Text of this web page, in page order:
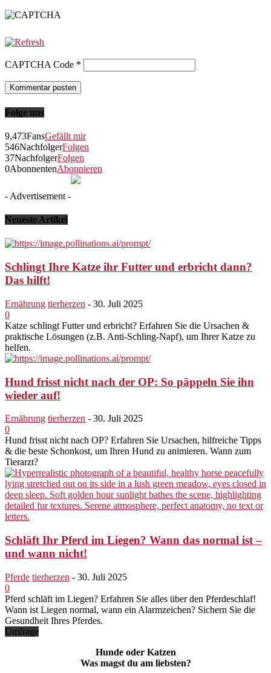
CAPTCHA Code *
Folge uns
9,473FansGefällt mir
546NachfolgerFolgen
37NachfolgerFolgen
0AbonnentenAbonnieren
- Advertisement -
Neueste Artikel
Schlingt Ihre Katze ihr Futter und erbricht dann?
Das hilft!
Ernährung tierherzen - 30. Juli 2025
0
Katze schlingt Futter und erbricht? Erfahren Sie die Ursachen &
praktische Lösungen (z.B. Anti-Schling-Napf), um Ihrer Katze zu
helfen.
Hund frisst nicht nach der OP: So päppeln Sie ihn
wieder auf!
Ernährung tierherzen - 30. Juli 2025
0
Hund frisst nicht nach OP? Erfahren Sie Ursachen, hilfreiche Tipps
& die beste Schonkost, um Ihren Hund zu animieren. Wann zum
Tierarzt?
Schläft Ihr Pferd im Liegen? Wann das normal ist –
und wann nicht!
Pferde tierherzen - 30. Juli 2025
0
Pferd schläft im Liegen? Erfahren Sie alles über den Pferdeschlaf!
Wann ist Liegen normal, wann ein Alarmzeichen? Sichern Sie die
Gesundheit Ihres Pferdes.
Umfrage
Hunde oder Katzen
Was magst du am liebsten?